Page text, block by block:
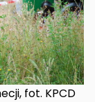
fot. KPCD